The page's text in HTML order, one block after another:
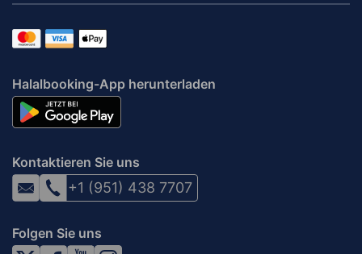
Halalbooking-App herunterladen
Kontaktieren Sie uns
+1 (951) 438 7707
Folgen Sie uns